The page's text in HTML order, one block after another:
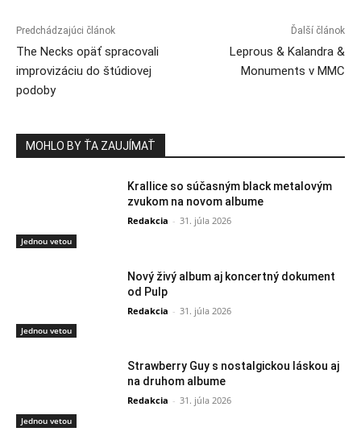
Predchádzajúci článok
The Necks opäť spracovali
improvizáciu do štúdiovej
podoby
Ďalší článok
Leprous & Kalandra &
Monuments v MMC
MOHLO BY ŤA ZAUJÍMAŤ
Jednou vetou
Krallice so súčasným black metalovým
zvukom na novom albume
Redakcia - 31. júla 2026
Jednou vetou
Nový živý album aj koncertný dokument
od Pulp
Redakcia - 31. júla 2026
Jednou vetou
Strawberry Guy s nostalgickou láskou aj
na druhom albume
Redakcia - 31. júla 2026